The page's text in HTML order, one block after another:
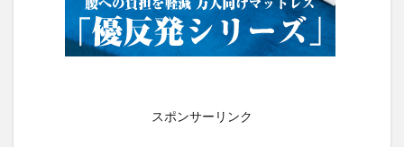
スポンサーリンク